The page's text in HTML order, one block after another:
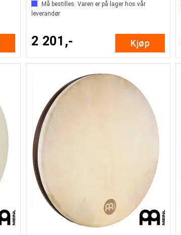
Må bestilles. Varen er på lager hos vår
leverandør
2 201,- Kjøp